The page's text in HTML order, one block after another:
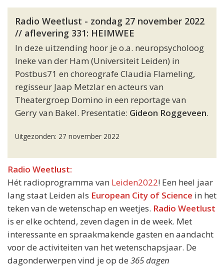
Radio Weetlust - zondag 27 november 2022
// aflevering 331: HEIMWEE
In deze uitzending hoor je o.a. neuropsycholoog
Ineke van der Ham (Universiteit Leiden) in
Postbus71 en choreografe Claudia Flameling,
regisseur Jaap Metzlar en acteurs van
Theatergroep Domino in een reportage van
Gerry van Bakel. Presentatie: Gideon Roggeveen.
Uitgezonden: 27 november 2022
Radio Weetlust:
Hét radioprogramma van Leiden2022! Een heel jaar
lang staat Leiden als European City of Science in het
teken van de wetenschap en weetjes. Radio Weetlust
is er elke ochtend, zeven dagen in de week. Met
interessante en spraakmakende gasten en aandacht
voor de activiteiten van het wetenschapsjaar. De
dagonderwerpen vind je op de 365 dagen